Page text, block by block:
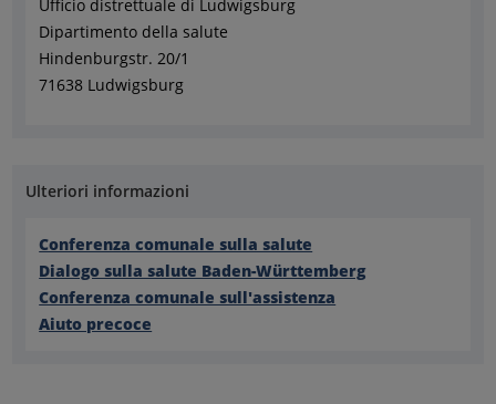
Ufficio distrettuale di Ludwigsburg
Dipartimento della salute
Hindenburgstr. 20/1
71638 Ludwigsburg
Ulteriori informazioni
Conferenza comunale sulla salute
Dialogo sulla salute Baden-Württemberg
Conferenza comunale sull'assistenza
Aiuto precoce